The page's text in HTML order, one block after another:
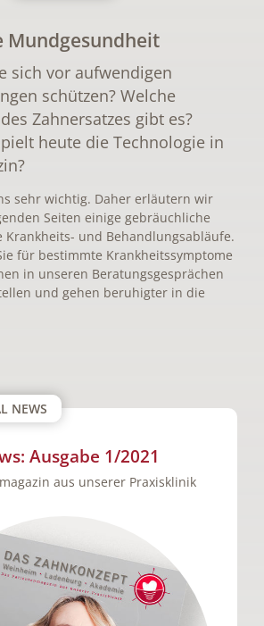
Mundgesundheit
sich vor aufwendigen
schützen? Welche
Zahnersatzes gibt es?
heute die Technologie in
sehr wichtig. Daher erläutern wir
Seiten einige gebräuchliche
Krankheits- und Behandlungsabläufe.
für bestimmte Krankheitssymptome
in unseren Beratungsgesprächen
und gehen beruhigter in die
NEWS
Ausgabe 1/2021
aus unserer Praxisklinik